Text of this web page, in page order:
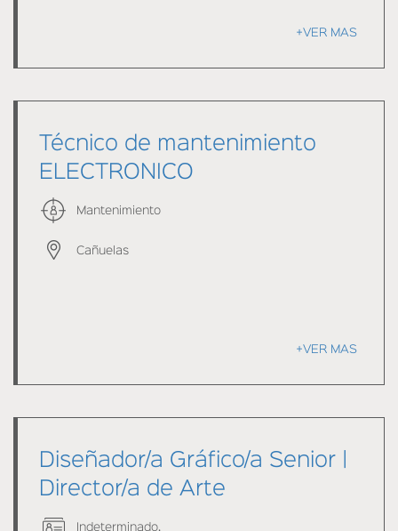
+VER MAS
Técnico de mantenimiento
ELECTRONICO
Mantenimiento
Cañuelas
+VER MAS
Diseñador/a Gráfico/a Senior |
Director/a de Arte
Indeterminado.